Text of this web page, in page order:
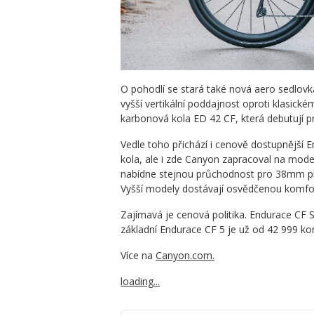
O pohodlí se stará také nová aero
vyšší vertikální poddajnost oproti
karbonová kola ED 42 CF, která debutují
Vedle toho přichází i cenově dostupnější
kola, ale i zde Canyon zapracoval na
nabídne stejnou průchodnost pro 38mm
Vyšší modely dostávají osvědčenou
Zajímavá je cenová politika. Endurace CF
základní Endurace CF 5 je už od 42 999
Více na Canyon.com.
loading...